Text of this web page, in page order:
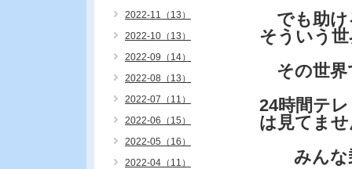
でも助け
そういう
その世界
24時間テ
は見てま
みんな乗
2022-11（13）
2022-10（13）
2022-09（14）
2022-08（13）
2022-07（11）
2022-06（15）
2022-05（16）
2022-04（11）